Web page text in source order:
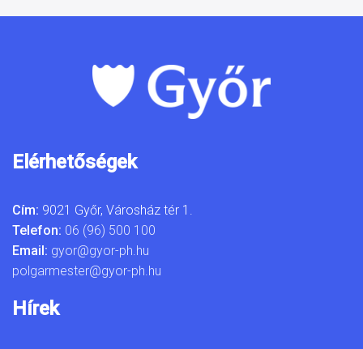
Elérhetőségek
Cím: 9021 Győr, Városház tér 1.
Telefon: 06 (96) 500 100
Email: gyor@gyor-ph.hu
polgarmester@gyor-ph.hu
Hírek